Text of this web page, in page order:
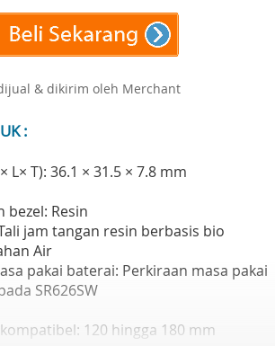
& dikirim oleh Merchant
:
L× T): 36.1 × 31.5 × 7.8 mm
bezel: Resin
jam tangan resin berbasis bio
Air
pakai baterai: Perkiraan masa pakai
SR626SW
120 hingga 180 mm